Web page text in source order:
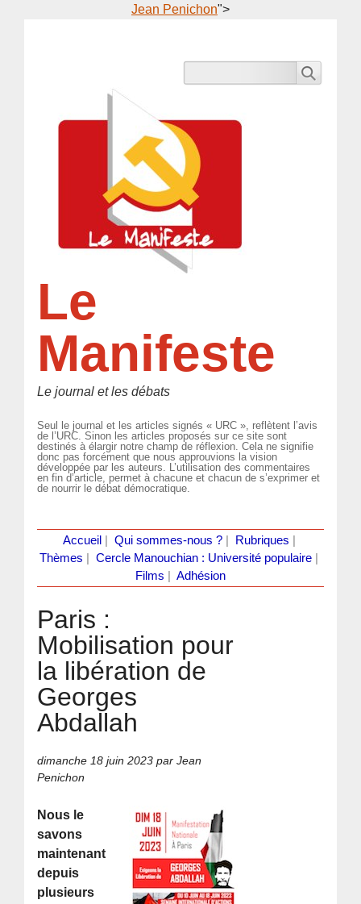
Jean Penichon">
Le
Manifeste
Le journal et les débats
Seul le journal et les articles signés « URC », reflètent l’avis
de l’URC. Sinon les articles proposés sur ce site sont
destinés à élargir notre champ de réflexion. Cela ne signifie
donc pas forcément que nous approuvions la vision
développée par les auteurs. L’utilisation des commentaires
en fin d’article, permet à chacune et chacun de s’exprimer et
de nourrir le débat démocratique.
Accueil Qui sommes-nous ?| Rubriques
Thèmes
Cercle Manouchian : Université populaire
Films
Adhésion
Paris :
Mobilisation pour
la libération de
Georges
Abdallah
dimanche 18 juin 2023 par Jean
Penichon
Nous le
savons
maintenant
depuis
plusieurs